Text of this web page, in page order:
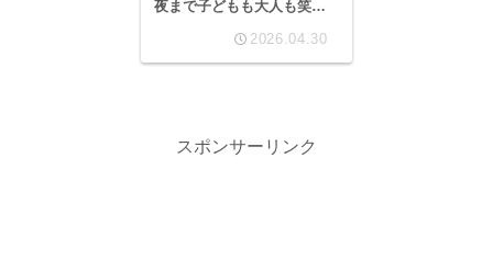
夜まで子どもも大人も笑顔
2026.04.30
スポンサーリンク